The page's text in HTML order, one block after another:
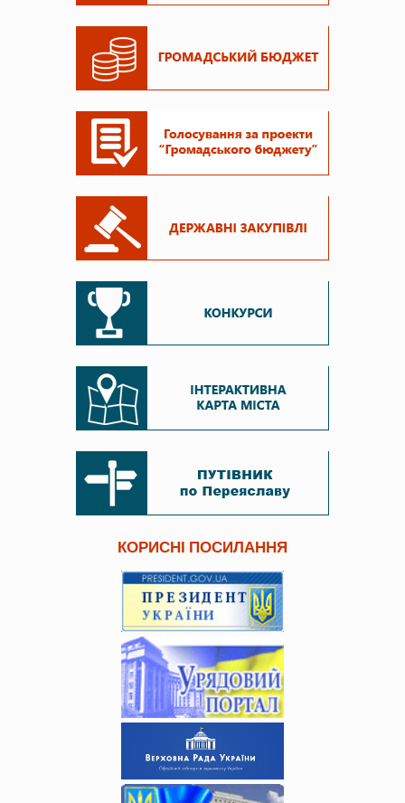
КОРИСНІ ПОСИЛАННЯ